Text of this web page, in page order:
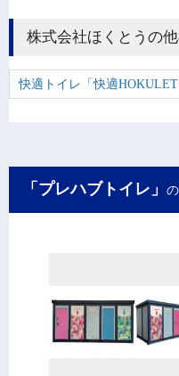
株式会社ほくとうの
快適トイレ「快適HOKULET
「プレハブトイレ」